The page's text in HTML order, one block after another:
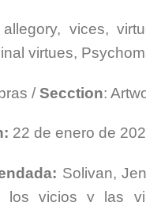
vices,
virtues,
/ Secction:
22 de enero de
Solivan,
los vicios y las